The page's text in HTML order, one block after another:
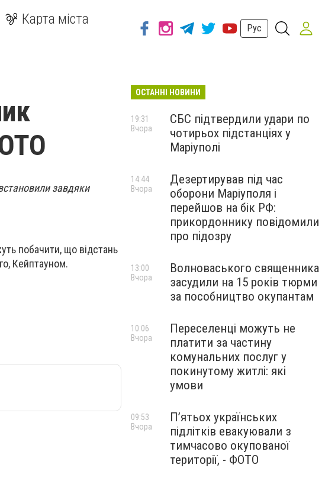
Карта міста
Рус
завдяки
побачити, що відстань
Кейптауном.
ОСТАННІ НОВИНИ
СБС підтвердили удари по
чотирьох підстанціях у
Маріуполі
19:31
Вчора
Дезертирував під час
оборони Маріуполя і
перейшов на бік РФ:
прикордоннику повідомили
про підозру
14:44
Вчора
Волноваського священника
засудили на 15 років тюрми
за пособництво окупантам
13:00
Вчора
Переселенці можуть не
платити за частину
комунальних послуг у
покинутому житлі: які
умови
10:06
Вчора
П’ятьох українських
підлітків евакуювали з
тимчасово окупованої
території, - ФОТО
09:53
Вчора